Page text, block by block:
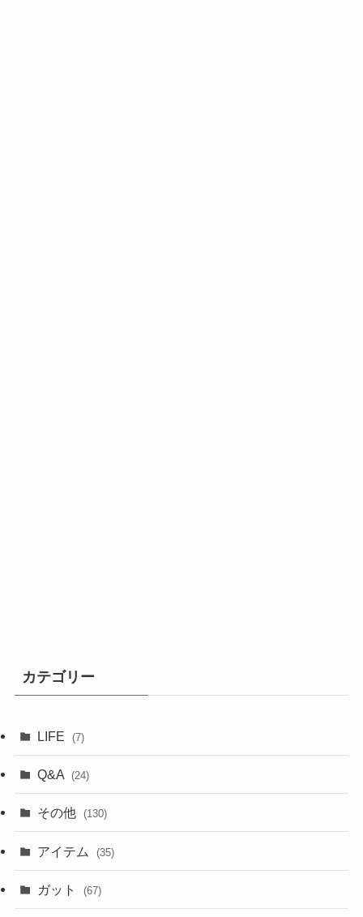
カテゴリー
LIFE (7)
Q&A (24)
その他 (130)
アイテム (35)
ガット (67)